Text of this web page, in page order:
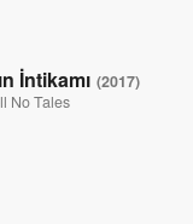
İntikamı (2017)
No Tales